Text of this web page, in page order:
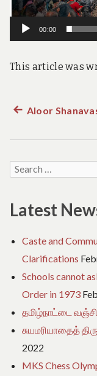
e
o
f
T
m
i
a
00:00
This article was
Post
Previous
Aloor
Search
Latest
Caste and
Clarifications
Schools cannot
Order in 1973
தமிழ்நாட்டை
சுயமரியாதைத்
2022
MKS Chess